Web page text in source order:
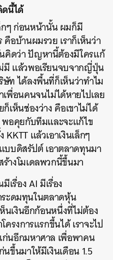
นี้ได้
ๆ ก่อนหน้านั้น ผมก็มี
อบ้านผมรวย เราก็เห็นว่า
คิดว่า ปัญหานี้ต้องมีใครแก้
มี แล้วพอเรียนจบจากญี่ปุ่น
ท ได้ลงพื้นที่ก็เห็นว่าทำไม
พื่อนคนจนไม่ได้หายไปเลย
เห็นช่องว่าง คือเขาไม่ได้
พอคุยกับทีมและจะแก้ไข
แล้วเอาเงินเล็กๆ
บบดิสรัปต์ เอาตลาดทุนมา
างโมเดลพวกนี้ขึ้นมา
รื่อง AI มีเรื่อง
ระดมทุนในตลาดหุ้น
ห็นเงินอีกก้อนหนึ่งที่ไม่ต้อง
ครงการแรกขึ้นได้ เราจะไป
นอีกมหาศาล เพื่อพาคน
ขึ้นมาให้มีเงินเดือน 1.5